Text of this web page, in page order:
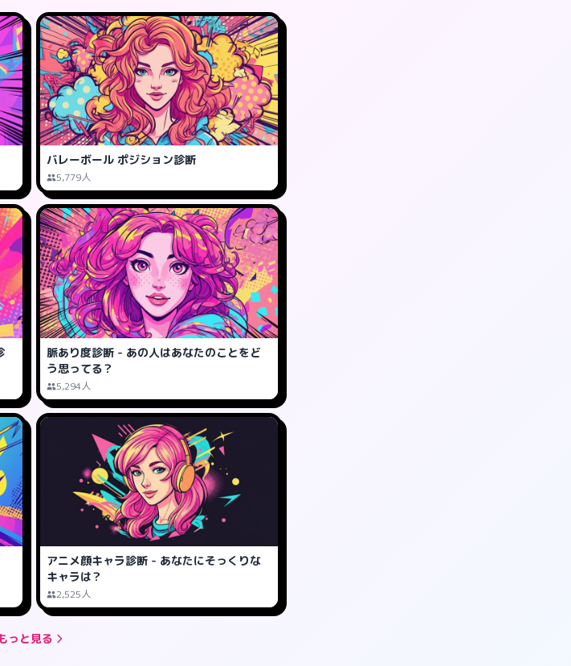
バレーボール ポジション診断
5,779人
脈あり度診断 - あの人はあなたのことをど
う思ってる？
5,294人
アニメ顔キャラ診断 - あなたにそっくりな
キャラは？
2,525人
っと見る